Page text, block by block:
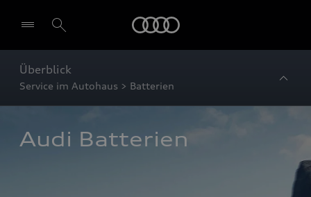
Überblick
Service im Autohaus > Batterien
Audi Batterien